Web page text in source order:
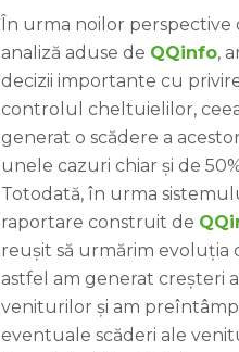
În urma noilor perspective
analiză aduse de QQinfo,
decizii importante cu
controlul cheltuielilor,
generat o scădere a
unele cazuri chiar și de
Totodată, în urma
raportare construit de
reușit să urmărim evoluția
astfel am generat creșteri
veniturilor și am
eventuale scăderi ale